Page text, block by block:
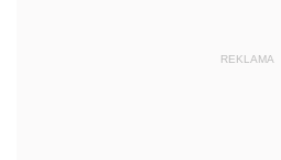
REKLAMA